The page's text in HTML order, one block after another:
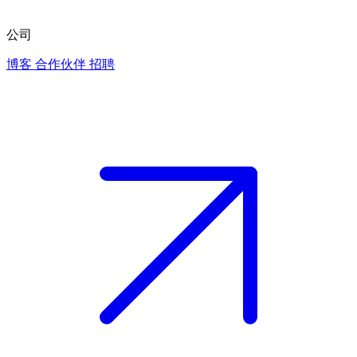
公司
博客 合作伙伴 招聘